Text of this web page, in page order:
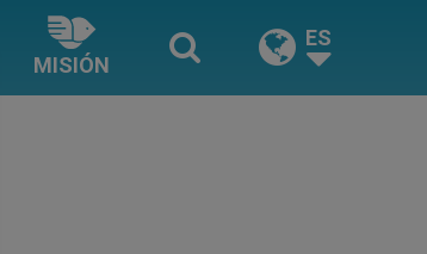
MISIÓN
ES